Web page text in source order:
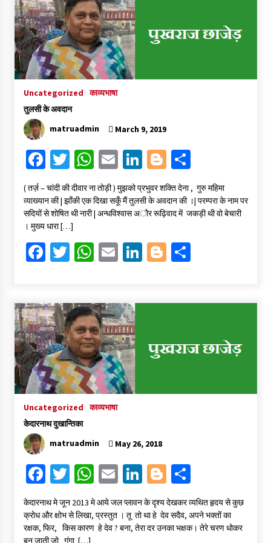
संकट में विज्ञान पत्रिकाओं का भविष्य
April 8, 2023
पत्रकारिता की राजधानी का हस्ताक्षर इंदौर प्रेस क्लब
हिन्दी कवि सम्मेलन आज भी अकेला है ओम जी के बिना….
July 7, 2023
Uncategorized काव्यभाषा
तुलसी के अवदान
matruadmin
March 9, 2019
Fa
ce
b
o
o
k
T
wi
tt
er
W
h
at
sA
p
p
E
m
ai
l
Li
ke
dI
n
Bl
o
gg
er
S
ar
e
( तर्ज़ – चांदी की दीवार ना तोड़ी ) मुझको प्रभुवर शक्ति देना , गुरु महिमा
व्याख्यान की | झाँकी एक दिखा सकूँ मैं तुलसी के अवदान की ।| परम्परा के नाम पर
सदियों से शोषित थी नारी | अन्धविश्वास अौर रूढ़िवाद में जकड़ी थी वो बेचारी
। मुख्य धारा […]
Fa
o
o
k
T
er
W
sA
p
p
E
l
Li
dI
Bl
er
S
e
Uncategorized काव्यभाषा
केदारनाथ दुखान्तिका
matruadmin
May 26, 2018
Fa
ce
b
o
T
tt
er
W
h
at
sA
E
ai
l
Li
n
ke
dI
Bl
o
gg
er
S
h
ar
e
केदारनाथ मे जून 2013 मे आये जल प्लावन के दृश्य देखकर व्यथित हृदय से कुछ
क्रोध और क्षोभ से लिखा, प्रस्तुत । तू तो था हे देव सदैव, अपने भक्तों का
रक्षक, फिर, किस कारण हे देव ? बना, तेरा दर उनका भक्षक। तेरे चरण धोकर
बन जाती जो गंगा […]